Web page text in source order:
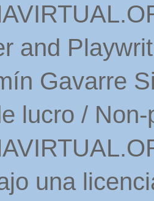
and
Gavarre
lucro /
una